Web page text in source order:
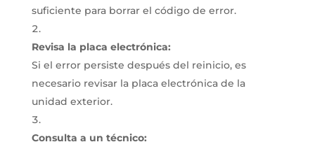
suficiente para borrar el código de error.
Revisa la placa electrónica:
Si el error persiste después del reinicio, es
necesario revisar la placa electrónica de la
unidad exterior.
Consulta a un técnico: